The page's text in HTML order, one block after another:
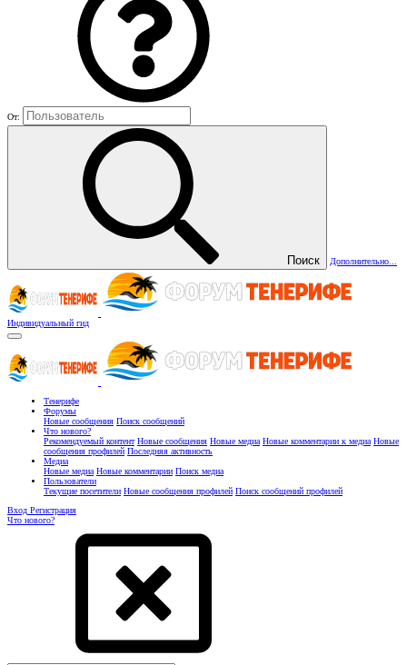
От:
Поиск Дополнительно...
Индивидуальный гид
Тенерифе
Форумы
Новые сообщения Поиск сообщений
Что нового?
Рекомендуемый контент Новые сообщения Новые медиа Новые комментарии к медиа Новые
сообщения профилей Последняя активность
Медиа
Новые медиа Новые комментарии Поиск медиа
Пользователи
Текущие посетители Новые сообщения профилей Поиск сообщений профилей
Вход Регистрация
Что нового?